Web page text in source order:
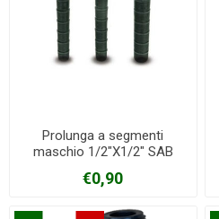
Prolunga a segmenti
maschio 1/2"X1/2" SAB
€0,90